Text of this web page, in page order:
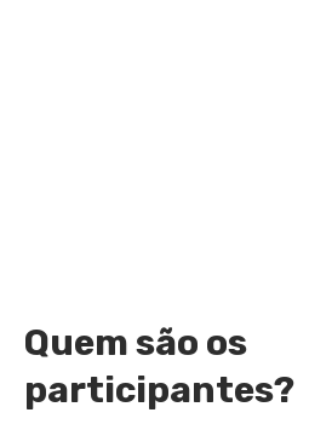
Quem são os
participantes?